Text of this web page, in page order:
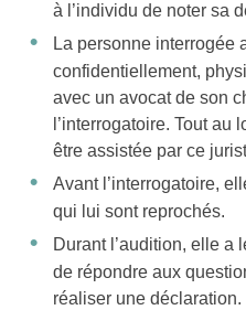
à l’individu de noter sa
La personne interrogée
confidentiellement,
avec un avocat de son
l’interrogatoire. Tout au
être assistée par ce
Avant l’interrogatoire,
qui lui sont reprochés.
Durant l’audition, elle a
de répondre aux
réaliser une déclaration.